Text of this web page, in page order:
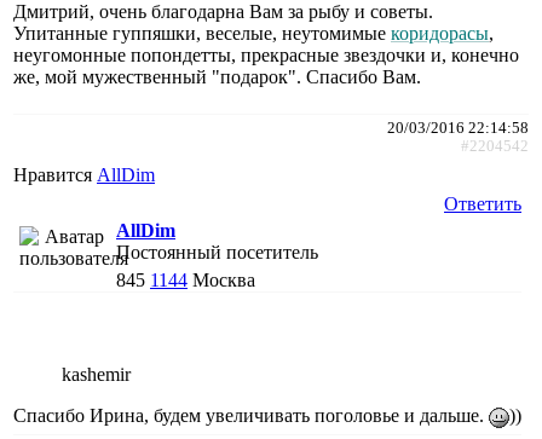
Дмитрий, очень благодарна Вам за рыбу и советы.
Упитанные гуппяшки, веселые, неутомимые коридорасы,
неугомонные попондетты, прекрасные звездочки и, конечно
же, мой мужественный "подарок". Спасибо Вам.
20/03/2016 22:14:58
#2204542
Нравится AllDim
Ответить
AllDim
Постоянный посетитель
845 1144 Москва
kashemir
Спасибо Ирина, будем увеличивать поголовье и дальше.
))